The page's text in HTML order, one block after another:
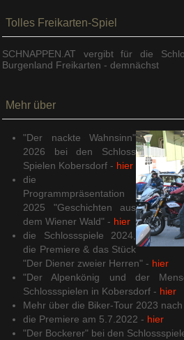
Tolles Freikarten-Spiel
SCHNAPPEN.AT vergibt für die
Burgenland Freikarten - demnächst
Mehr über
"Der nackte Wahnsinn"
2026 bei den Schloss
Spielen Kobersdorf - hier
die
Programmpräsentation
2025 "Geschichten aus
dem Wiener Wald" - hier
die Schlossspiele 2024,
die Premiere & das Stück
"Der Diener zweier Herren" - hier
"Der Alpenkönig und der
Schlossspielen in Kobersdorf - hier
Mehr über die Biker-Tour 2023
die Premiere am 5.7.2022 - hier
"Der Bockerer" bei den